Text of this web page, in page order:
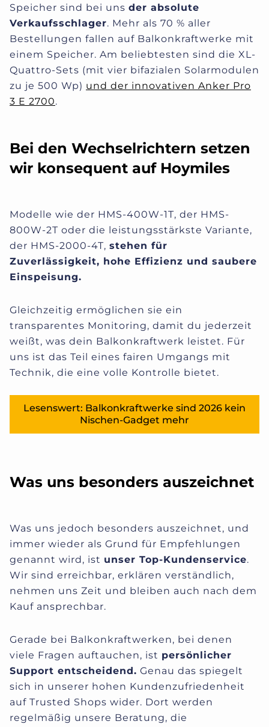
Speicher sind bei uns der absolute
Verkaufsschlager. Mehr als 70 % aller
Bestellungen fallen auf Balkonkraftwerke mit
einem Speicher. Am beliebtesten sind die XL-
Quattro-Sets (mit vier bifazialen Solarmodulen
zu je 500 Wp) und der innovativen Anker Pro
3 E 2700.
Bei den Wechselrichtern setzen
wir konsequent auf Hoymiles
Modelle wie der HMS-400W-1T, der HMS-
800W-2T oder die leistungsstärkste Variante,
der HMS-2000-4T, stehen für
Zuverlässigkeit, hohe Effizienz und saubere
Einspeisung.
Gleichzeitig ermöglichen sie ein
transparentes Monitoring, damit du jederzeit
weißt, was dein Balkonkraftwerk leistet. Für
uns ist das Teil eines fairen Umgangs mit
Technik, die eine volle Kontrolle bietet.
Lesenswert: Balkonkraftwerke sind 2026 kein
Nischen-Gadget mehr
Was uns besonders auszeichnet
Was uns jedoch besonders auszeichnet, und
immer wieder als Grund für Empfehlungen
genannt wird, ist unser Top-Kundenservice.
Wir sind erreichbar, erklären verständlich,
nehmen uns Zeit und bleiben auch nach dem
Kauf ansprechbar.
Gerade bei Balkonkraftwerken, bei denen
viele Fragen auftauchen, ist persönlicher
Support entscheidend. Genau das spiegelt
sich in unserer hohen Kundenzufriedenheit
auf Trusted Shops wider. Dort werden
regelmäßig unsere Beratung, die